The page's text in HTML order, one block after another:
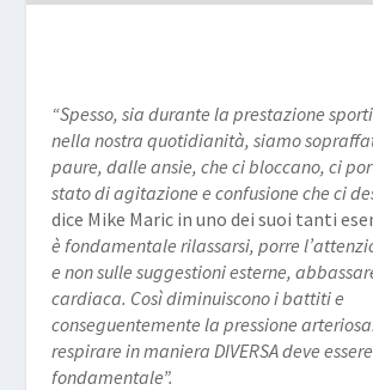
“Spesso, sia durante la prestazione
nella nostra quotidianità, siamo
paure, dalle ansie, che ci bloccano, ci
stato di agitazione e confusione che ci
dice Mike Maric in uno dei suoi tanti
è fondamentale rilassarsi, porre
e non sulle suggestioni esterne,
cardiaca. Così diminuiscono i battiti e
conseguentemente la pressione
respirare in maniera DIVERSA deve
fondamentale”.